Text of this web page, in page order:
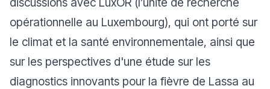
opérationnelle au Luxembourg), qui ont porté sur
le climat et la santé environnementale, ainsi que
sur les perspectives d'une étude sur les
diagnostics innovants pour la fièvre de Lassa au